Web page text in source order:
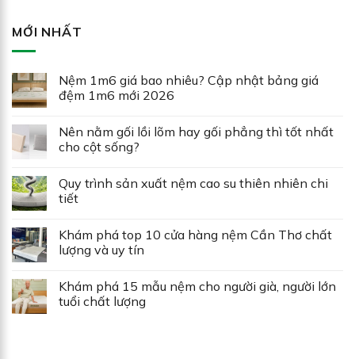
MỚI NHẤT
Nệm 1m6 giá bao nhiêu? Cập nhật bảng giá
đệm 1m6 mới 2026
Nên nằm gối lồi lõm hay gối phẳng thì tốt nhất
cho cột sống?
Quy trình sản xuất nệm cao su thiên nhiên chi
tiết
Khám phá top 10 cửa hàng nệm Cần Thơ chất
lượng và uy tín
Khám phá 15 mẫu nệm cho người già, người lớn
tuổi chất lượng